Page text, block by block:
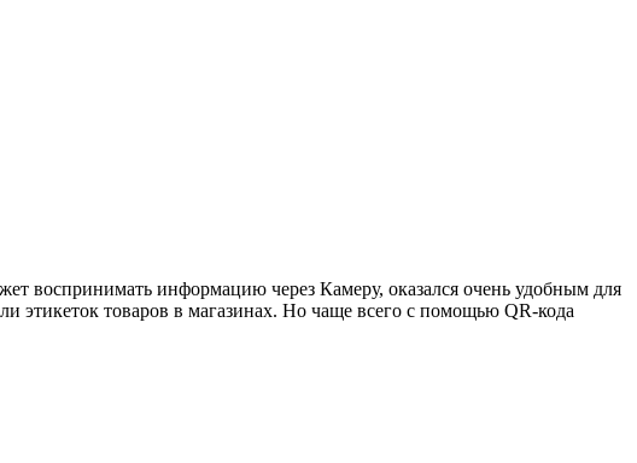
воспринимать информацию через Камеру, оказался очень удобным для
товаров в магазинах. Но чаще всего c помощью QR-кода